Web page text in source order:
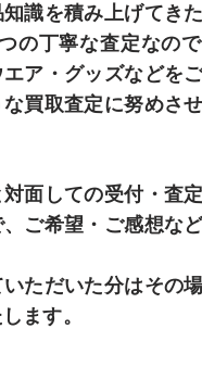
知識を積み上げてき
の丁寧な査定なの
ア・グッズなどを
買取査定に努めさ
面しての受付・査
、ご希望・ご感想な
ただいた分はその
ます。